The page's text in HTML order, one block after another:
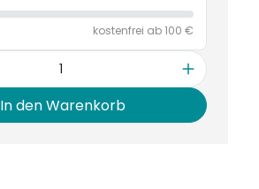
kostenfrei ab 100 €
In den Warenkorb